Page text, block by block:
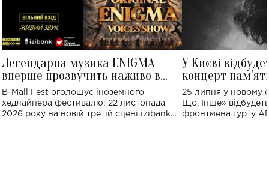
Легендарна музика ENIGMA
вперше прозвучить наживо в
Україні: де відбудеться концерт
B-Mall Fest оголошує іноземного
хедлайнера фестивалю: 22 листопада
2026 року на новій третій сцені izibank
У Києві
концерт
Клименка:
виконають
25 липня у новому
Що, Інше»
фронтмена гурту